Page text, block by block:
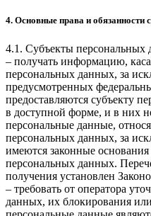
4. Основные права и обязанности
4.1. Субъекты
– получать информацию,
персональных данных, за
предусмотренных
предоставляются субъекту
в доступной форме, и в них
персональные данные,
персональных данных, за
имеются законные
персональных данных.
получения установлен
– требовать от оператора
данных, их блокирования